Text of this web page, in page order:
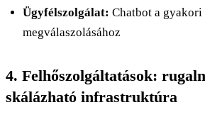
Ügyfélszolgálat: Chatbot a gyakori
megválaszolásához
4. Felhőszolgáltatások:
skálázható infrastruktúra